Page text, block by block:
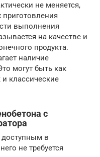
не меняется,
приготовления
выполнения
на качестве и
продукта.
наличие
могут быть как
классические
с
доступным в
не требуется